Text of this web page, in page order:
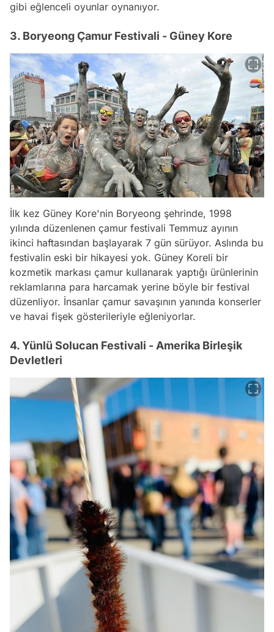
gibi eğlenceli oyunlar oynanıyor.
3. Boryeong Çamur Festivali - Güney Kore
İlk kez Güney Kore'nin Boryeong şehrinde, 1998
yılında düzenlenen çamur festivali Temmuz ayının
ikinci haftasından başlayarak 7 gün sürüyor. Aslında bu
festivalin eski bir hikayesi yok. Güney Koreli bir
kozmetik markası çamur kullanarak yaptığı ürünlerinin
reklamlarına para harcamak yerine böyle bir festival
düzenliyor. İnsanlar çamur savaşının yanında konserler
ve havai fişek gösterileriyle eğleniyorlar.
4. Yünlü Solucan Festivali - Amerika Birleşik
Devletleri